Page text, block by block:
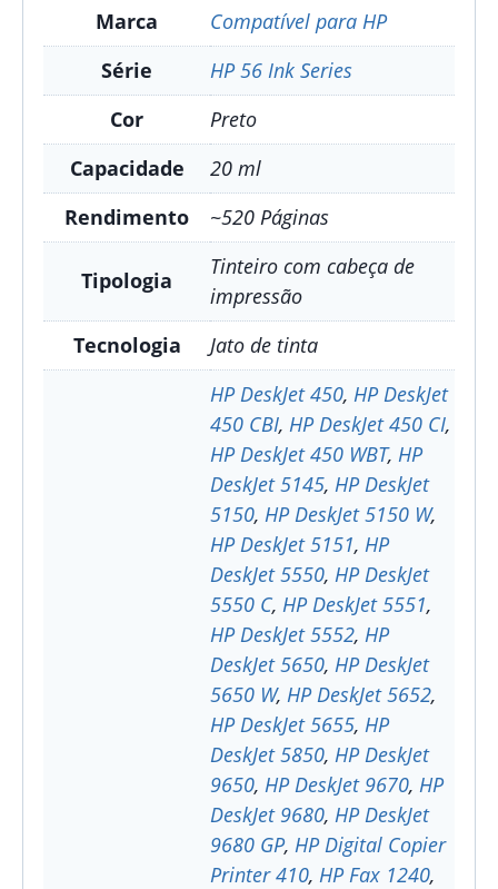
Marca
Compatível para HP
Série
HP 56 Ink Series
Cor
Preto
Capacidade
20 ml
Rendimento
~520 Páginas
Tipologia
Tinteiro com cabeça de
impressão
Tecnologia
Jato de tinta
HP DeskJet 450, HP DeskJet
450 CBI, HP DeskJet 450 CI,
HP DeskJet 450 WBT, HP
DeskJet 5145, HP DeskJet
5150, HP DeskJet 5150 W,
HP DeskJet 5151, HP
DeskJet 5550, HP DeskJet
5550 C, HP DeskJet 5551,
HP DeskJet 5552, HP
DeskJet 5650, HP DeskJet
5650 W, HP DeskJet 5652,
HP DeskJet 5655, HP
DeskJet 5850, HP DeskJet
9650, HP DeskJet 9670, HP
DeskJet 9680, HP DeskJet
9680 GP, HP Digital Copier
Printer 410, HP Fax 1240,